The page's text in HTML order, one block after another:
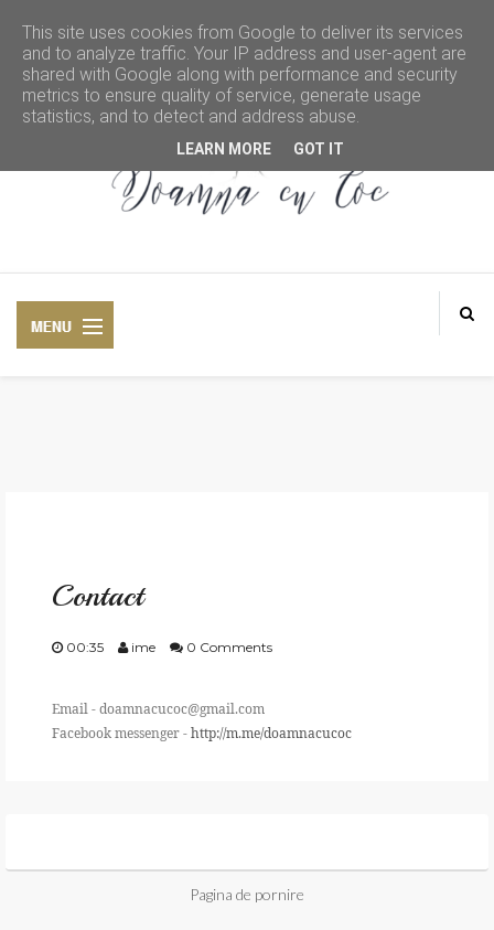
TRAIESTE
CREEAZA
APRECIAZA
Contact
00:35 ime 0 Comments
Email - doamnacucoc@gmail.com
Facebook messenger -http://m.me/doamnacucoc
Pagina de pornire
This site uses cookies from Google to deliver its services
and to analyze traffic. Your IP address and user-agent are
shared with Google along with performance and security
metrics to ensure quality of service, generate usage
statistics, and to detect and address abuse.
LEARN MORE GOT IT